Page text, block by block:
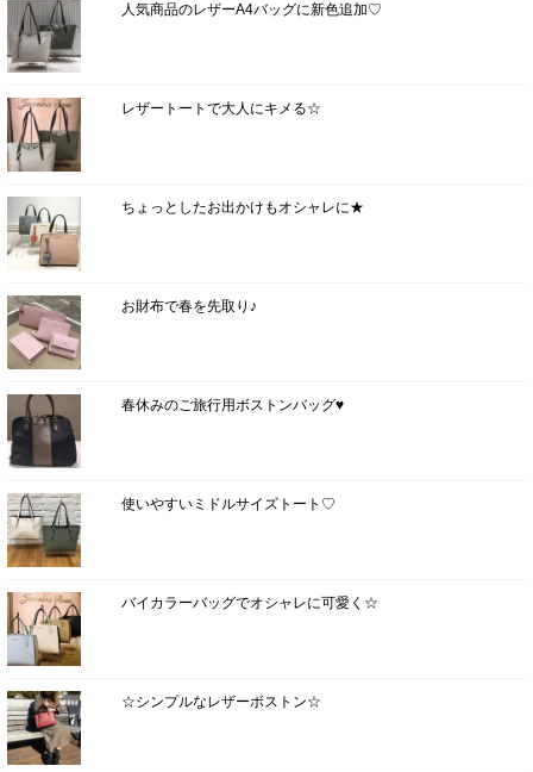
人気商品のレザーA4バッグに新色追加♡
レザートートで大人にキメる☆
ちょっとしたお出かけもオシャレに★
お財布で春を先取り♪
春休みのご旅行用ボストンバッグ♥
使いやすいミドルサイズトート♡
バイカラーバッグでオシャレに可愛く☆
☆シンプルなレザーボストン☆